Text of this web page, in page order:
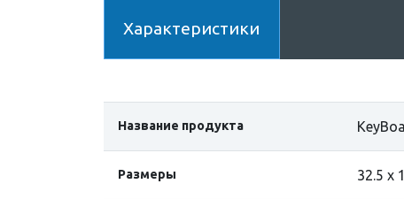
Характеристики
Название продукта
Размеры 32.5 х